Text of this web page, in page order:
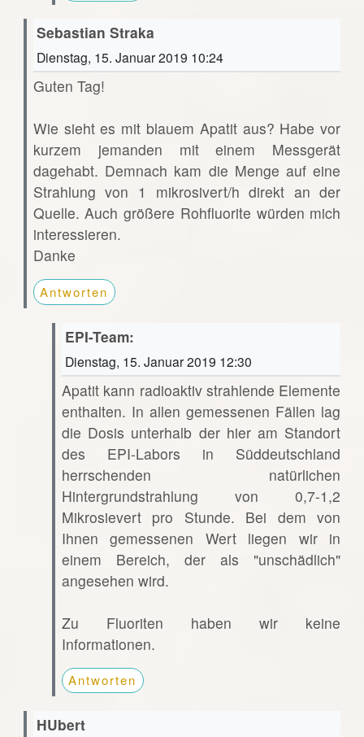
Sebastian Straka
Dienstag, 15. Januar 2019 10:24
Guten Tag!
Wie sieht es mit blauem Apatit aus? Habe vor
kurzem jemanden mit einem Messgerät
dagehabt. Demnach kam die Menge auf eine
Strahlung von 1 mikrosivert/h direkt an der
Quelle. Auch größere Rohfluorite würden mich
interessieren.
Danke
Antworten
EPI-Team:
Dienstag, 15. Januar 2019 12:30
Apatit kann radioaktiv strahlende Elemente
enthalten. In allen gemessenen Fällen lag
die Dosis unterhalb der hier am Standort
des EPI-Labors in Süddeutschland
herrschenden natürlichen
Hintergrundstrahlung von 0,7-1,2
Mikrosievert pro Stunde. Bei dem von
Ihnen gemessenen Wert liegen wir in
einem Bereich, der als "unschädlich"
angesehen wird.
Zu Fluoriten haben wir keine
Informationen.
Antworten
HUbert